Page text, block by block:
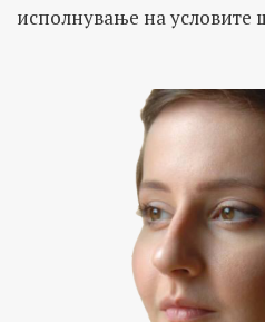
исполнување на условите